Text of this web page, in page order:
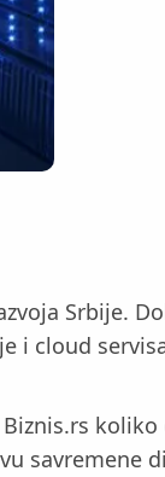
Srbije.
i cloud
savremene